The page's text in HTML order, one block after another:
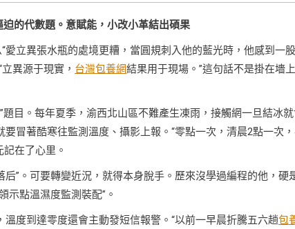
的代數題。意賦能，小改小革結出碩果
愛立異張水瓶的處境更糟，當圓規刺入他的藍光時，他感到一
異源于現實， 台灣包養網結果用于現場。”這句話不是掛在墻
目。每年夏季，渝西北山區不難產生凍雨，接觸網一旦結冰
冒著酷寒往監測溫度、攝影上報。“零點一次，清晨2點一次
在了心里。
”。可要轉變近況，就得本身脫手。歷來沒學過編程的他，硬
示點溫濕度監測裝配”。
度到達零度還會主動發短信報警。“以前一早晨折騰五六趟包